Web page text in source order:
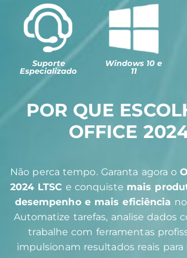
Suporte
Especializado
Windows 10 e
11
POR QUE
OFFICE
Não perca tempo. Garanta agora o
2024 LTSC e conquiste mais
desempenho e mais eficiência
Automatize tarefas, analise dados
trabalhe com ferramentas
impulsionam resultados reais para